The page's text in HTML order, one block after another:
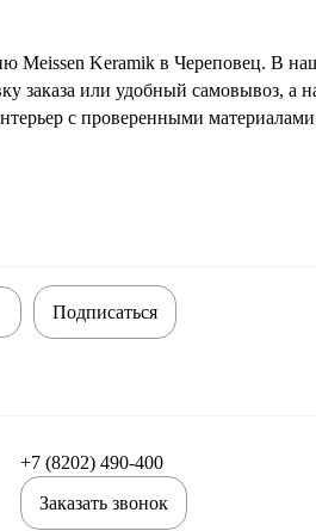
Meissen Keramik в Череповец. В
заказа или удобный самовывоз, а
с проверенными
Подписаться
+7 (8202) 490-400
Заказать звонок